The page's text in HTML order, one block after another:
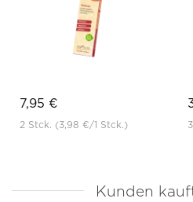
7,95 €
2 Stck. (3,98 €/1 Stck.)
Kunden